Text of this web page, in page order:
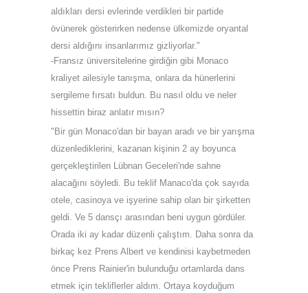
aldıkları dersi evlerinde verdikleri bir partide
övünerek gösterirken nedense ülkemizde oryantal
dersi aldığını insanlarımız gizliyorlar."
-Fransız üniversitelerine girdiğin gibi Monaco
kraliyet ailesiyle tanışma, onlara da hünerlerini
sergileme fırsatı buldun. Bu nasıl oldu ve neler
hissettin biraz anlatır mısın?
"Bir gün Monaco'dan bir bayan aradı ve bir yarışma
düzenlediklerini, kazanan kişinin 2 ay boyunca
gerçekleştirilen Lübnan Geceleri'nde sahne
alacağını söyledi. Bu teklif Manaco'da çok sayıda
otele, casinoya ve işyerine sahip olan bir şirketten
geldi. Ve 5 dansçı arasından beni uygun gördüler.
Orada iki ay kadar düzenli çalıştım. Daha sonra da
birkaç kez Prens Albert ve kendinisi kaybetmeden
önce Prens Rainier'in bulunduğu ortamlarda dans
etmek için tekliflerler aldım. Ortaya koyduğum